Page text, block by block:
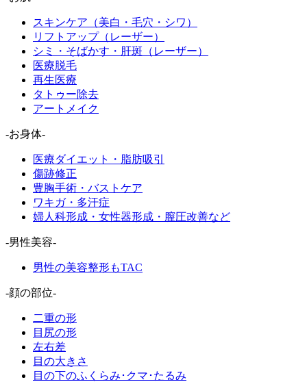
スキンケア（美白・毛穴・シワ）
リフトアップ（レーザー）
シミ・そばかす・肝斑（レーザー）
医療脱毛
再生医療
タトゥー除去
アートメイク
-お身体-
医療ダイエット・脂肪吸引
傷跡修正
豊胸手術・バストケア
ワキガ・多汗症
婦人科形成・女性器形成・膣圧改善など
-男性美容-
男性の美容整形もTAC
-顔の部位-
二重の形
目尻の形
左右差
目の大きさ
目の下のふくらみ･クマ･たるみ